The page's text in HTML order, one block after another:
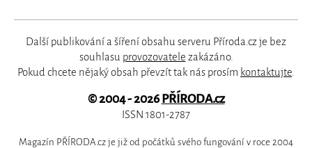
Další publikování a šíření obsahu serveru Příroda.cz je bez
souhlasu provozovatele zakázáno.
Pokud chcete nějaký obsah převzít tak nás prosím kontaktujte.
© 2004 - 2026PŘÍRODA.cz
ISSN 1801-2787
Magazín PŘÍRODA.cz je již od počátků svého fungování v roce 2004